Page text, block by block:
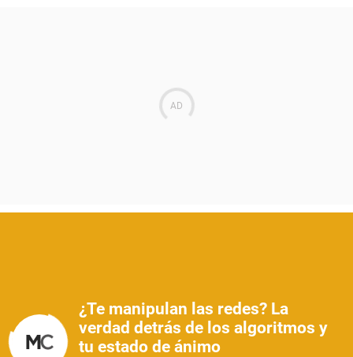
¿Te manipulan las redes? La
verdad detrás de los algoritmos y
tu estado de ánimo